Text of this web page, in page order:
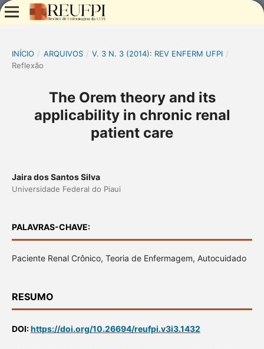
INÍCIO / ARQUIVOS / V. 3 N. 3 (2014): REV ENFERM UFPI /
Reflexão
The Orem theory and its
applicability in chronic renal
patient care
Jaira dos Santos Silva
Universidade Federal do Piaui
PALAVRAS-CHAVE:
Paciente Renal Crônico, Teoria de Enfermagem, Autocuidado
RESUMO
DOI:https://doi.org/10.26694/reufpi.v3i3.1432